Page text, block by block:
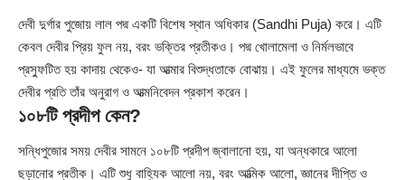
দেবী দুর্গার পুজোয় লাল পদ্ম একটি বিশেষ স্থান অধিকার (Sandhi Puja) করে। এটি
কেবল দেবীর প্রিয় ফুল নয়, বরং ভক্তির প্রতীকও। পদ্ম খোলামেলা ও নির্মলভাবে
প্রস্ফুটিত হয় কাদায় থেকেও- যা আত্মার বিশুদ্ধতাকে বোঝায়। এই ফুলের মাধ্যমে ভক্ত
দেবীর প্রতি তাঁর অনুরাগ ও আত্মনিবেদন প্রকাশ করেন।
১০৮টি প্রদীপ কেন?
সন্ধিপুজোর সময় দেবীর সামনে ১০৮টি প্রদীপ জ্বালানো হয়, যা অন্ধকারে আলো
ছড়ানোর প্রতীক। এটি শুধু বাহ্যিক আলো নয়, বরং আত্মিক আলো, জ্ঞানের দীপ্তি ও